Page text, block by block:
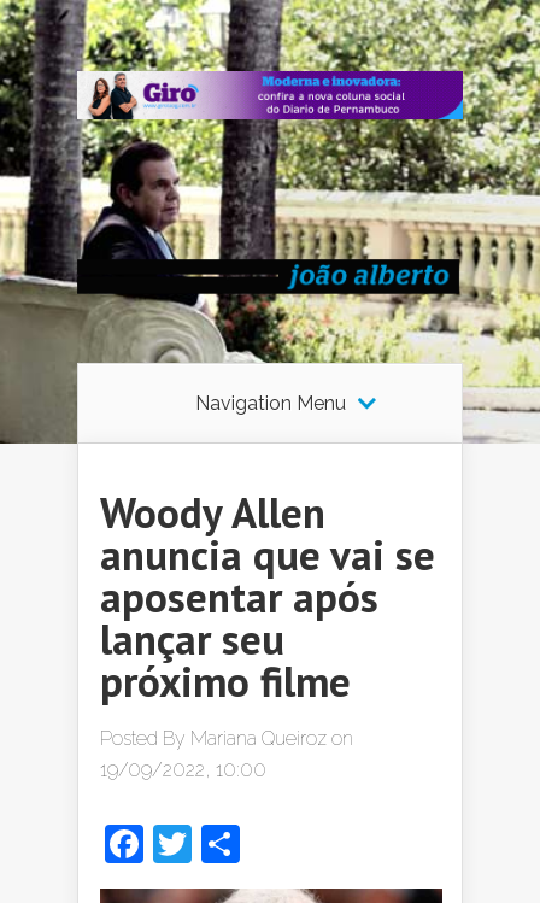
Navigation Menu
Woody Allen
anuncia que vai se
aposentar após
lançar seu
próximo filme
Posted By Mariana Queiroz on
19/09/2022, 10:00
Facebook
Twitter